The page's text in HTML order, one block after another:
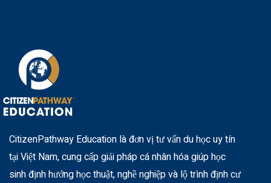
CitizenPathway Education là đơn vị tư vấn du học uy tín
tại Việt Nam, cung cấp giải pháp cá nhân hóa giúp học
sinh định hướng học thuật, nghề nghiệp và lộ trình định cư